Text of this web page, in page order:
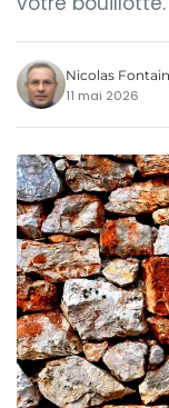
Nicolas
11 mai 2026